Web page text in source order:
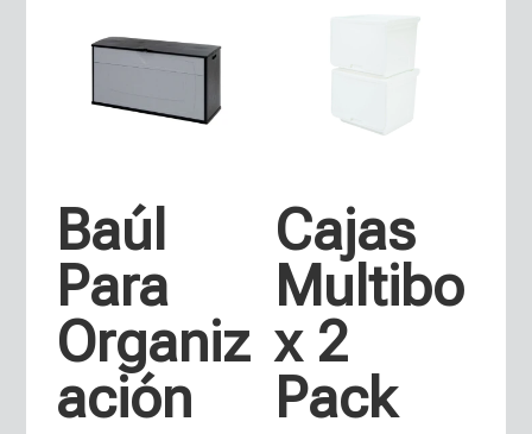
Baúl
Para
Organiz
ación
Cajas
Multibo
x 2
Pack